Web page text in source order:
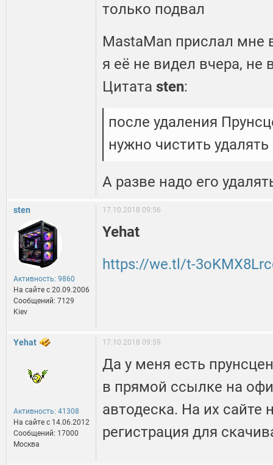
только подвал
MastaMan прислал мне
я её не видел вчера, не
Цитата sten:
после удаления
нужно чистить удалять
А разве надо его
sten
Активность: 9860
На сайте c 20.09.2006
Сообщений: 7129
Kiev
17.10.2018 09:56
Yehat
https://we.tl/t-
Yehat
Активность: 41308
На сайте c 14.06.2012
Сообщений: 17000
Москва
17.10.2018 09:59
Да у меня есть
в прямой ссылке на
автодеска. На их сайте
регистрация для